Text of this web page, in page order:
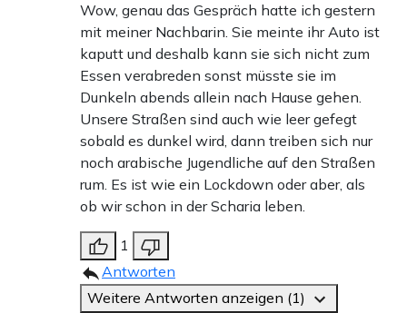
Wow, genau das Gespräch hatte ich gestern
mit meiner Nachbarin. Sie meinte ihr Auto ist
kaputt und deshalb kann sie sich nicht zum
Essen verabreden sonst müsste sie im
Dunkeln abends allein nach Hause gehen.
Unsere Straßen sind auch wie leer gefegt
sobald es dunkel wird, dann treiben sich nur
noch arabische Jugendliche auf den Straßen
rum. Es ist wie ein Lockdown oder aber, als
ob wir schon in der Scharia leben.
1
Antworten
Weitere Antworten anzeigen (1)